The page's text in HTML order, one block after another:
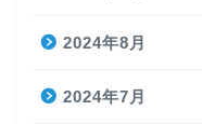
2024年8月
2024年7月